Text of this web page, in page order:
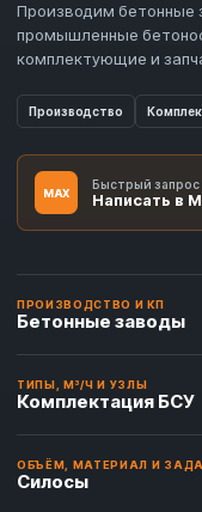
Производим бетонные
промышленные
комплектующие и
Производство
MAX
Быстрый запрос
Написать в
ПРОИЗВОДСТВО И КП
Бетонные заводы
ТИПЫ, М³/Ч И УЗЛЫ
Комплектация БСУ
ОБЪЁМ, МАТЕРИАЛ И
Силосы